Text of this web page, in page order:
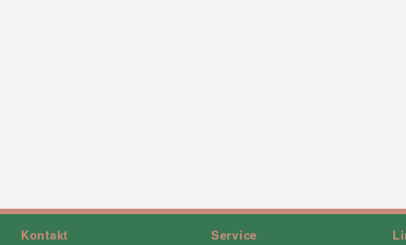
Kontakt Service